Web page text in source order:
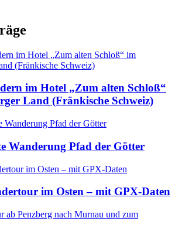
im Hotel „Zum alten Schloß“
Land (Fränkische Schweiz)
Wanderung Pfad der Götter
im Osten – mit GPX-Daten